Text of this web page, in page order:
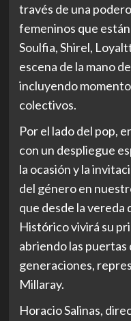
través de una
femeninos que
Soulfia, Shirel,
escena de la mano
incluyendo
colectivos.
Por el lado del pop,
con un despliegue
la ocasión y la
del género en
que desde la vereda
Histórico vivirá su
abriendo las puertas
generaciones,
Millaray.
Horacio Salinas,